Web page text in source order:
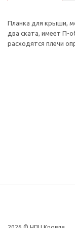
Планка для крыши,
два ската, имеет П-
расходятся плечи